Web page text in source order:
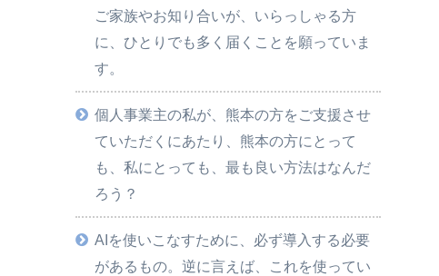
ご家族やお知り合いが、いらっしゃる方
に、ひとりでも多く届くことを願っていま
す。
個人事業主の私が、熊本の方をご支援させ
ていただくにあたり、熊本の方にとって
も、私にとっても、最も良い方法はなんだ
ろう？
AIを使いこなすために、必ず導入する必要
があるもの。逆に言えば、これを使ってい